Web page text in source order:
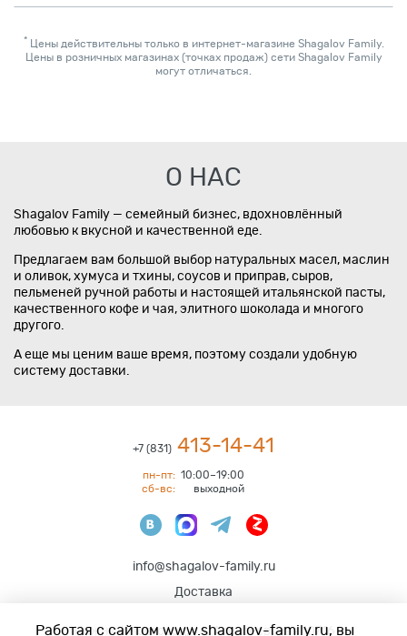
* Цены действительны только в интернет-магазине Shagalov Family.
Цены в розничных магазинах (точках продаж) сети Shagalov Family
могут отличаться.
О НАС
Shagalov Family — семейный бизнес, вдохновлённый
любовью к вкусной и качественной еде.
Предлагаем вам большой выбор натуральных масел, маслин
и оливок, хумуса и тхины, соусов и приправ, сыров,
пельменей ручной работы и настоящей итальянской пасты,
качественного кофе и чая, элитного шоколада и многого
другого.
А еще мы ценим ваше время, поэтому создали удобную
систему доставки.
+7 (831) 413-14-41
пн-пт: 10:00–19:00
сб-вс:
выходной
info@shagalov-family.ru
Доставка
Нижний Новгород,ул. Алексеевская 10/16
Работая с сайтом www.shagalov-family.ru, вы